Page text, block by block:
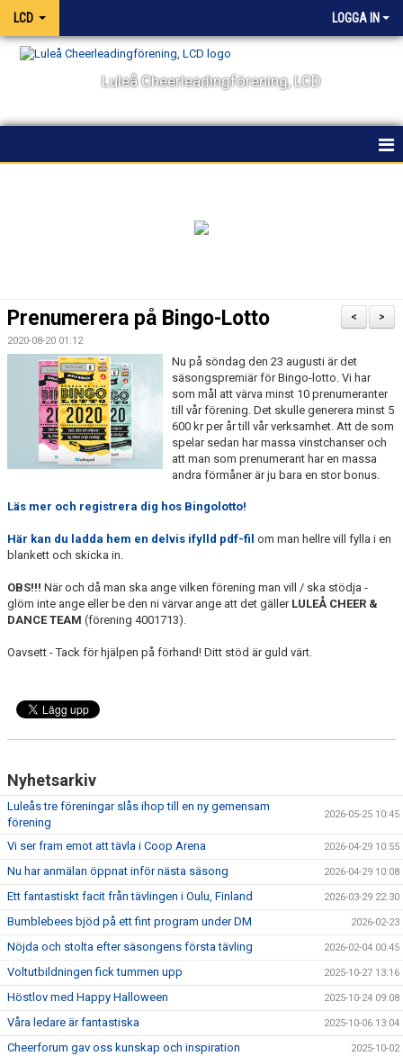
LCD LOGGA IN
Luleå Cheerleadingförening, LCD
VÅRA LAG OCH TRÄNARE
TÄVLING
LÄNKAR
>
<
Prenumerera på Bingo-Lotto
2020-08-20 01:12
Nu på söndag den 23 augusti är det
säsongspremiär för Bingo-lotto. Vi har
som mål att värva minst 10 prenumeranter
till vår förening. Det skulle generera minst 5
600 kr per år till vår verksamhet. Att de som
spelar sedan har massa vinstchanser och
att man som prenumerant har en massa
andra förmåner är ju bara en stor bonus.
Läs mer och registrera dig hos Bingolotto!
Här kan du ladda hem en delvis ifylld pdf-fil om man hellre vill fylla i en
blankett och skicka in.
OBS!!! När och då man ska ange vilken förening man vill / ska stödja -
glöm inte ange eller be den ni värvar ange att det gäller LULEÅ CHEER &
DANCE TEAM (förening 4001713).
Oavsett - Tack för hjälpen på förhand! Ditt stöd är guld värt.
Nyhetsarkiv
Luleås tre föreningar slås ihop till en ny gemensam
förening
2026-05-25 10:45
Vi ser fram emot att tävla i Coop Arena 2026-04-29 10:55
Nu har anmälan öppnat inför nästa säsong 2026-04-29 10:08
Ett fantastiskt facit från tävlingen i Oulu, Finland 2026-03-29 22:30
Bumblebees bjöd på ett fint program under DM 2026-02-23
Nöjda och stolta efter säsongens första tävling 2026-02-04 00:45
Voltutbildningen fick tummen upp 2025-10-27 13:16
Höstlov med Happy Halloween 2025-10-24 09:08
Våra ledare är fantastiska 2025-10-06 13:04
Cheerforum gav oss kunskap och inspiration 2025-10-02